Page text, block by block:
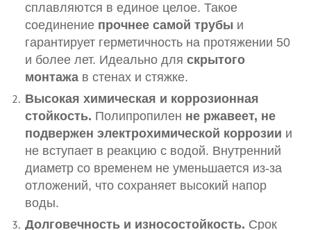
сплавляются в единое целое. Такое
соединение прочнее самой трубы и
гарантирует герметичность на протяжении 50
и более лет. Идеально для скрытого
монтажа в стенах и стяжке.
Высокая химическая и коррозионная
стойкость. Полипропилен не ржавеет, не
подвержен электрохимической коррозии и
не вступает в реакцию с водой. Внутренний
диаметр со временем не уменьшается из-за
отложений, что сохраняет высокий напор
воды.
Долговечность и износостойкость. Срок